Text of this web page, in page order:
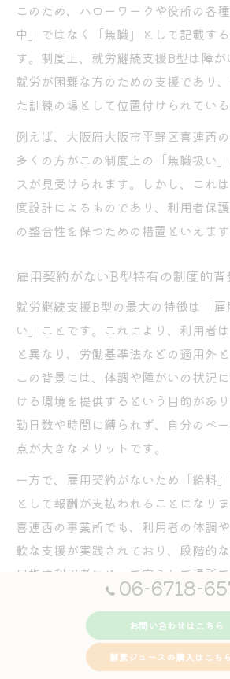
このため、ハローワークや役所の各
中」ではなく「無職」として記載す
す。制度上、就労継続支援B型は障
就労が困難な方のための支援であり
た訓練の場として位置付けられている
例えば、大阪府大阪市平野区喜連西の
多くの方がこの制度上の「無職扱い
スが見受けられます。しかし、これ
度設計によるものであり、利用者保
の整合性を保つための措置といえます
雇用契約がないB型特有の制度的背
就労継続支援B型の最大の特徴は「
い」ことです。これにより、利用者
と異なり、労働基準法などの適用外と
この背景には、体調や障がいの状況
ける環境を提供するという目的があ
勤日数や時間に縛られず、自分のペ
点が大きなメリットです。
一方で、雇用契約がないため「給料」
として報酬が支払われることになり
喜連西の事業所でも、利用者の体調
軟な支援が実践されており、段階的な
目指す利用者にとって安心して通所で
働いていても就労継続支援B型は無
実際にB型事業所で作業に従事し、工
06-6718-
お問い合わせはこちら
酵素ジュースの購入はこちら